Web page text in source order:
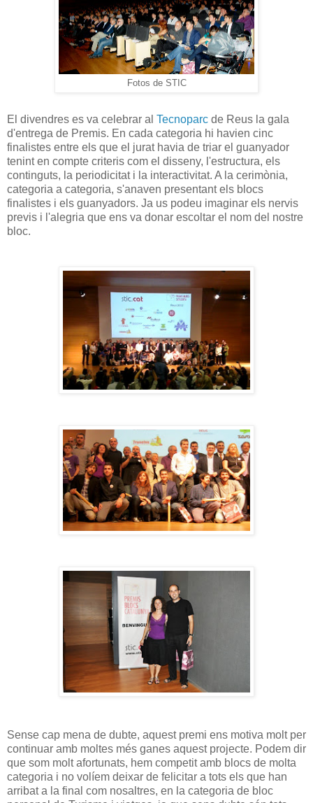
Fotos de STIC
El divendres es va celebrar al Tecnoparc de Reus la gala
d'entrega de Premis. En cada categoria hi havien cinc
finalistes entre els que el jurat havia de triar el guanyador
tenint en compte criteris com el disseny, l'estructura, els
continguts, la periodicitat i la interactivitat. A la cerimònia,
categoria a categoria, s'anaven presentant els blocs
finalistes i els guanyadors. Ja us podeu imaginar els nervis
previs i l'alegria que ens va donar escoltar el nom del nostre
bloc.
Sense cap mena de dubte, aquest premi ens motiva molt per
continuar amb moltes més ganes aquest projecte. Podem dir
que som molt afortunats, hem competit amb blocs de molta
categoria i no volíem deixar de felicitar a tots els que han
arribat a la final com nosaltres, en la categoria de bloc